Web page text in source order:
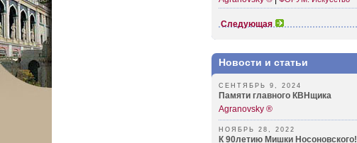
Следующая
Новости и статьи
СЕНТЯБРЬ 9, 2024
Памяти главного КВНщика
Agranovsky ®
НОЯБРЬ 28, 2022
К 90летию Мишки Носоновского!